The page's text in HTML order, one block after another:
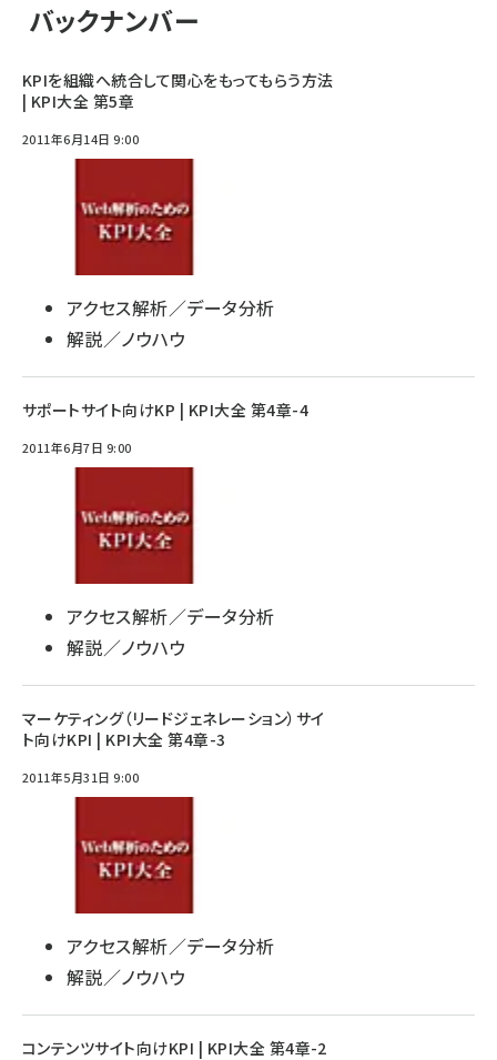
バックナンバー
KPIを組織へ統合して関心をもってもらう方法
| KPI大全 第5章
2011年6月14日 9:00
アクセス解析／データ分析
解説／ノウハウ
サポートサイト向けKP | KPI大全 第4章-4
2011年6月7日 9:00
アクセス解析／データ分析
解説／ノウハウ
マーケティング（リードジェネレーション）サイ
ト向けKPI | KPI大全 第4章-3
2011年5月31日 9:00
アクセス解析／データ分析
解説／ノウハウ
コンテンツサイト向けKPI | KPI大全 第4章-2